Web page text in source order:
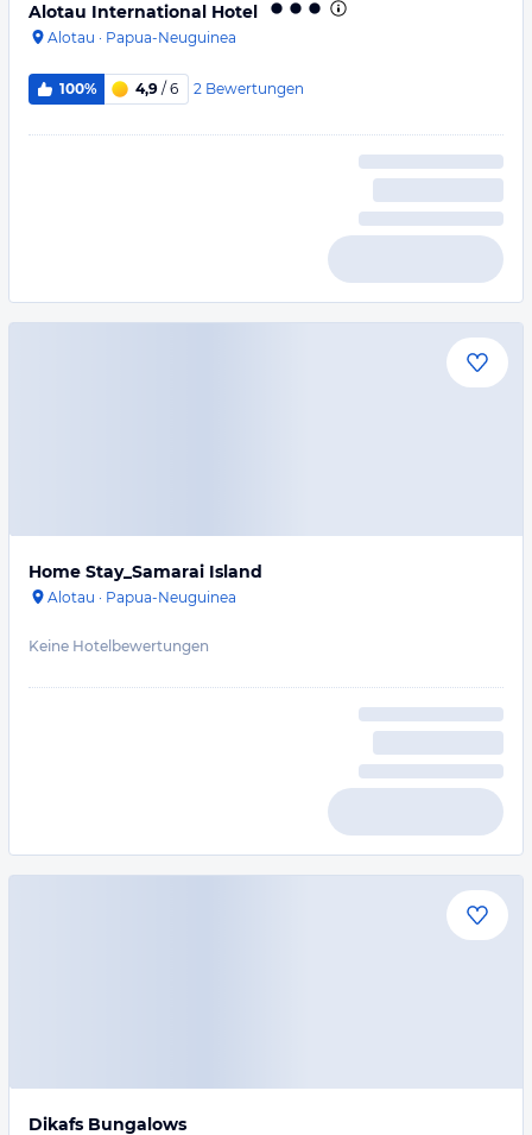
Alotau International Hotel
Alotau · Papua-Neuguinea
100% 4,9 / 6 2 Bewertungen
Home Stay_Samarai Island
Alotau · Papua-Neuguinea
Keine Hotelbewertungen
Dikafs Bungalows